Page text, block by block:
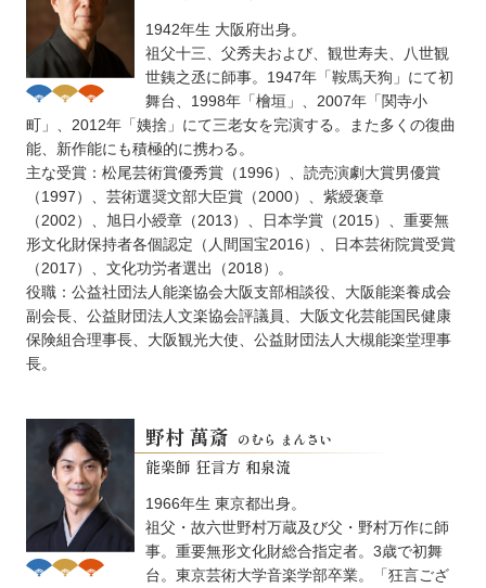
1942年生 大阪府出身。
祖父十三、父秀夫および、観世寿夫、八世観
世銕之丞に師事。1947年「鞍馬天狗」にて初
舞台、1998年「檜垣」、2007年「関寺小
町」、2012年「姨捨」にて三老女を完演する。また多くの復曲
能、新作能にも積極的に携わる。
主な受賞：松尾芸術賞優秀賞（1996）、読売演劇大賞男優賞
（1997）、芸術選奨文部大臣賞（2000）、紫綬褒章
（2002）、旭日小綬章（2013）、日本学賞（2015）、重要無
形文化財保持者各個認定（人間国宝2016）、日本芸術院賞受賞
（2017）、文化功労者選出（2018）。
役職：公益社団法人能楽協会大阪支部相談役、大阪能楽養成会
副会長、公益財団法人文楽協会評議員、大阪文化芸能国民健康
保険組合理事長、大阪観光大使、公益財団法人大槻能楽堂理事
長。
野村 萬斎 のむら まんさい
能楽師 狂言方 和泉流
1966年生 東京都出身。
祖父・故六世野村万蔵及び父・野村万作に師
事。重要無形文化財総合指定者。3歳で初舞
台。東京芸術大学音楽学部卒業。「狂言ござ